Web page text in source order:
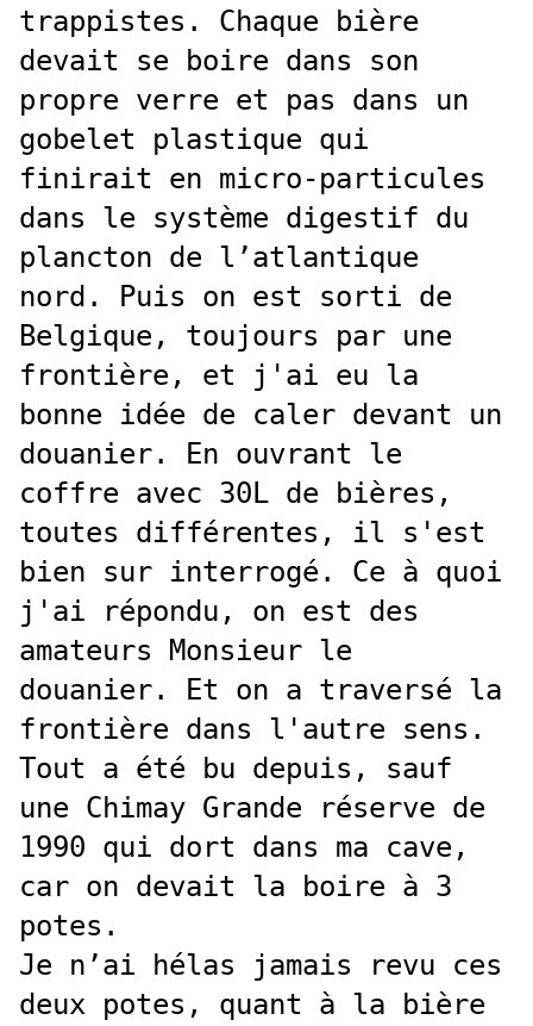
trappistes. Chaque bière
devait se boire dans son
propre verre et pas dans un
gobelet plastique qui
finirait en micro-particules
dans le système digestif du
plancton de l’atlantique
nord. Puis on est sorti de
Belgique, toujours par une
frontière, et j'ai eu la
bonne idée de caler devant un
douanier. En ouvrant le
coffre avec 30L de bières,
toutes différentes, il s'est
bien sur interrogé. Ce à quoi
j'ai répondu, on est des
amateurs Monsieur le
douanier. Et on a traversé la
frontière dans l'autre sens.
Tout a été bu depuis, sauf
une Chimay Grande réserve de
1990 qui dort dans ma cave,
car on devait la boire à 3
potes.
Je n’ai hélas jamais revu ces
deux potes, quant à la bière